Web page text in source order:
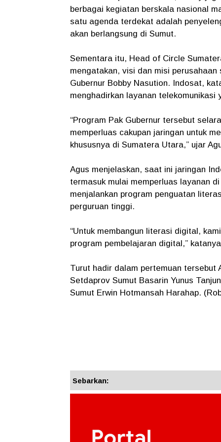
berbagai kegiatan berskala nasional
satu agenda terdekat adalah
akan berlangsung di Sumut.
Sementara itu, Head of Circle
mengatakan, visi dan misi
Gubernur Bobby Nasution. Indosat,
menghadirkan layanan
“Program Pak Gubernur tersebut
memperluas cakupan jaringan untuk
khususnya di Sumatera Utara,” ujar
Agus menjelaskan, saat ini jaringan
termasuk mulai memperluas layanan
menjalankan program penguatan
perguruan tinggi.
“Untuk membangun literasi digital,
program pembelajaran digital,”
Turut hadir dalam pertemuan tersebut
Setdaprov Sumut Basarin Yunus
Sumut Erwin Hotmansah Harahap.
Sebarkan: